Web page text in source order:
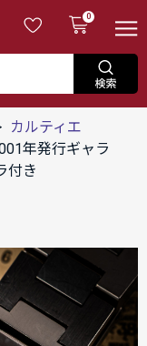
0
カルティエ
年発行ギャラ
付き